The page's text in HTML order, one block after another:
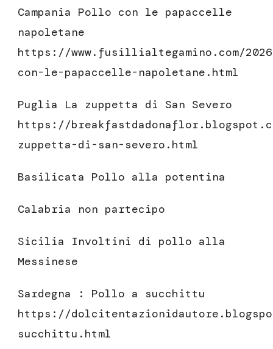
Campania Pollo con le papaccelle
napoletane
https://www.fusillialtegamino.com/
con-le-papaccelle-napoletane.html
Puglia La zuppetta di San Severo
https://
zuppetta-di-san-severo.html
Basilicata Pollo alla potentina
Calabria non partecipo
Sicilia Involtini di pollo alla
Messinese
Sardegna : Pollo a succhittu
https://
succhittu.html